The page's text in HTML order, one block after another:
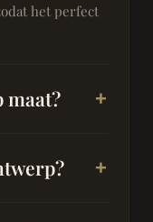
het perfect
maat?